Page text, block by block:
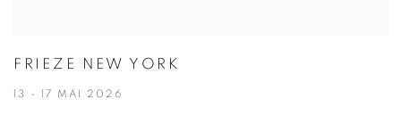
FRIEZE NEW YORK
13 - 17 MAI 2026